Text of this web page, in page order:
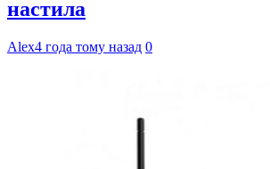
настила
Alex4 года тому назад 0